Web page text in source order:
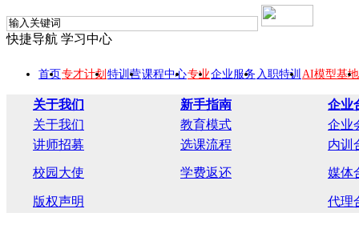
快捷导航 学习中心
首页专才计划 特训营课程中心专业企业服务 入职特训 AI模型基地
关于我们 新手指南
企业
关于我们
教育模式
企业
讲师招募
选课流程 内训
校园大使 学费返还 媒体
版权声明 代理